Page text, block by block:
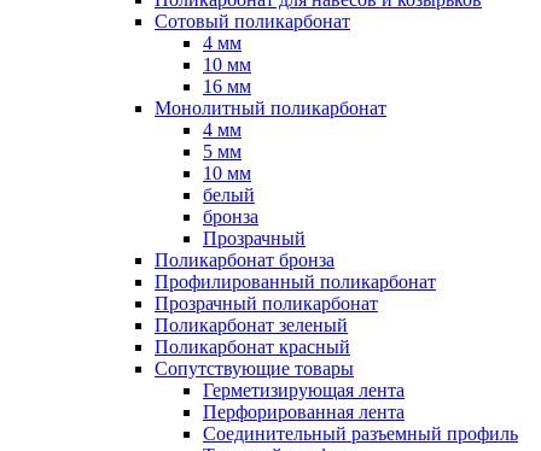
Сотовый поликарбонат
4 мм
10 мм
16 мм
Монолитный поликарбонат
4 мм
5 мм
10 мм
белый
бронза
Прозрачный
Поликарбонат бронза
Профилированный поликарбонат
Прозрачный поликарбонат
Поликарбонат зеленый
Поликарбонат красный
Сопутствующие товары
Герметизирующая лента
Перфорированная лента
Соединительный разъемный профиль